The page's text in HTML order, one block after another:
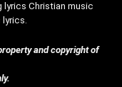
lyrics Christian music
lyrics.
and copyright of